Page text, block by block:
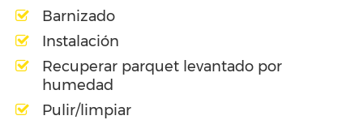
Barnizado
Instalación
Recuperar parquet levantado por
humedad
Pulir/limpiar